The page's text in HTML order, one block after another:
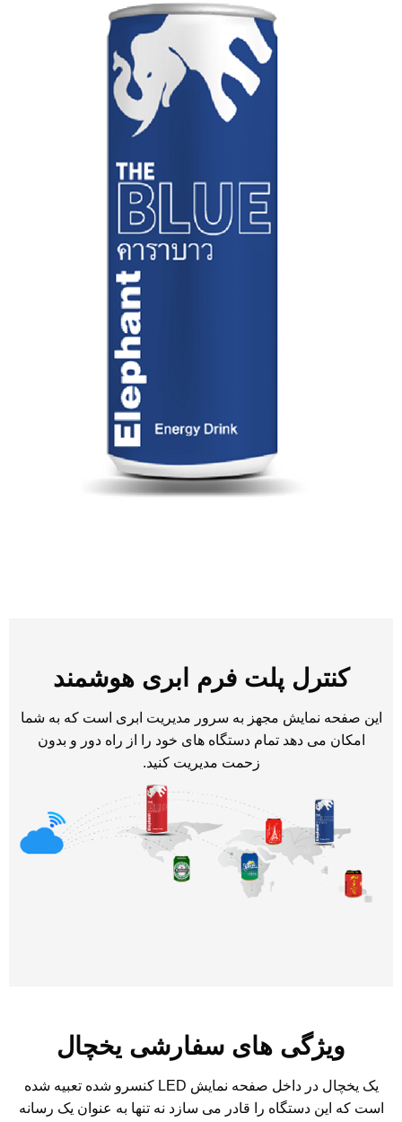
کنترل پلت فرم ابری هوشمند
این صفحه نمایش مجهز به سرور مدیریت ابری است که به شما
امکان می دهد تمام دستگاه های خود را از راه دور و بدون
زحمت مدیریت کنید.
ویژگی های سفارشی یخچال
یک یخچال در داخل صفحه نمایش LED کنسرو شده تعبیه شده
است که این دستگاه را قادر می سازد نه تنها به عنوان یک رسانه